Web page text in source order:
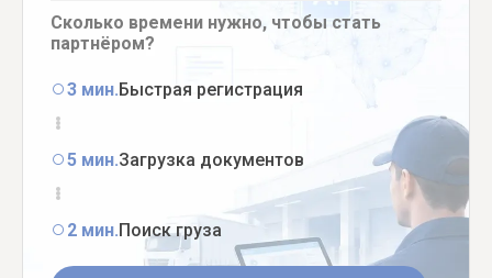
Сколько времени нужно, чтобы стать
партнёром?
3 мин.Быстрая регистрация
5 мин.Загрузка документов
2 мин.Поиск груза